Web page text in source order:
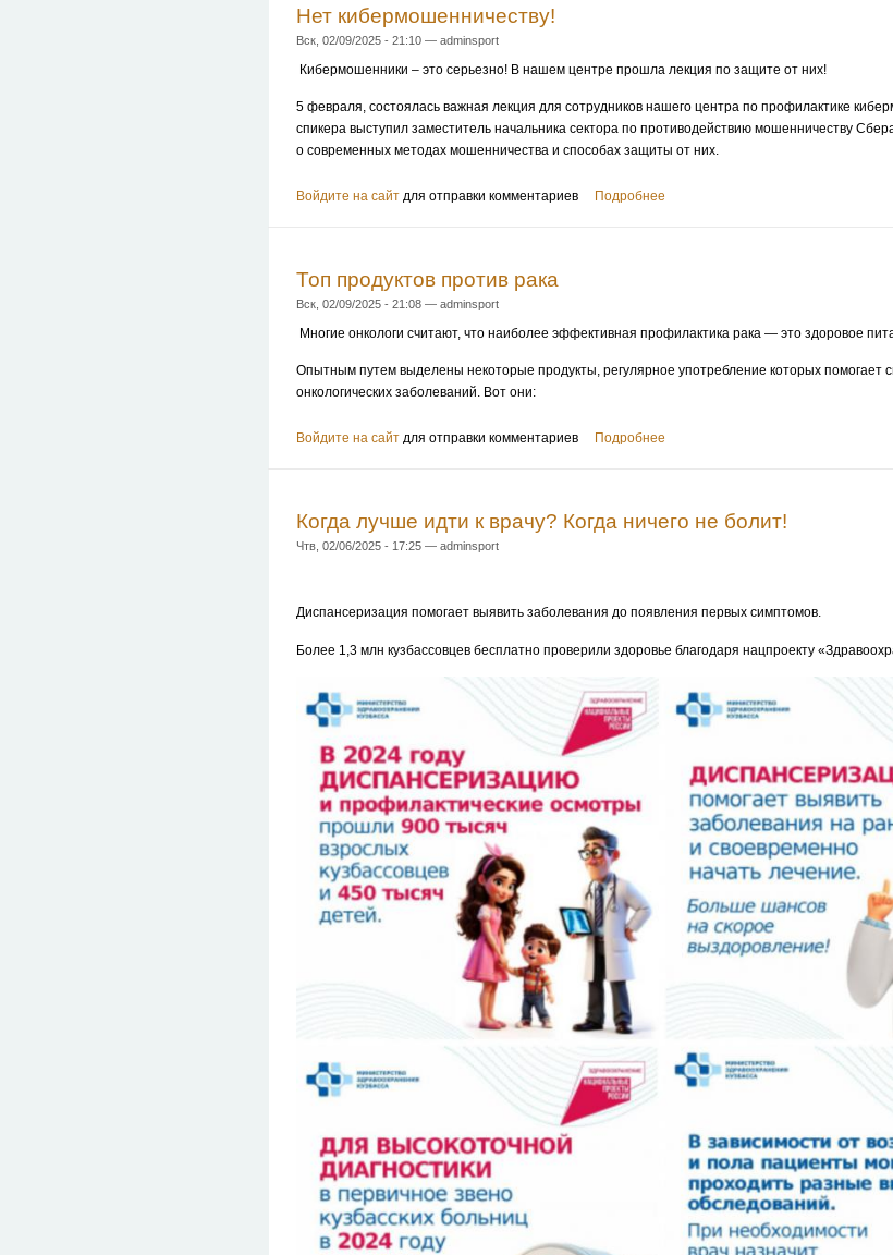
Нет кибермошенничеству!
Вск, 02/09/2025 - 21:10 — adminsport
Кибермошенники – это серьезно! В нашем центре прошла лекция по защите от них!
5 февраля, состоялась важная лекция для сотрудников нашего центра по профилактике
спикера выступил заместитель начальника сектора по противодействию мошенничеству
о современных методах мошенничества и способах защиты от них.
Войдите на сайт для отправки комментариев Подробнее
Топ продуктов против рака
Вск, 02/09/2025 - 21:08 — adminsport
Многие онкологи считают, что наиболее эффективная профилактика рака — это здоровое
Опытным путем выделены некоторые продукты, регулярное употребление которых помогает
онкологических заболеваний. Вот они:
Войдите на сайт для отправки комментариев Подробнее
Когда лучше идти к врачу? Когда ничего не болит!
Чтв, 02/06/2025 - 17:25 — adminsport
Диспансеризация помогает выявить заболевания до появления первых симптомов.
Более 1,3 млн кузбассовцев бесплатно проверили здоровье благодаря нацпроекту